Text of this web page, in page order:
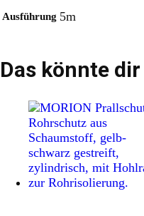
Ausführung 5m
Das könnte